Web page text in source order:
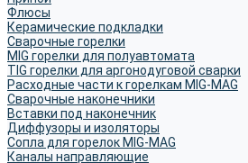
Флюсы
Керамические подкладки
Сварочные горелки
MIG горелки для полуавтомата
TIG горелки для аргонодуговой сварки
Расходные части к горелкам MIG-MAG
Сварочные наконечники
Вставки под наконечник
Диффузоры и изоляторы
Сопла для горелок MIG-MAG
Каналы направляющие